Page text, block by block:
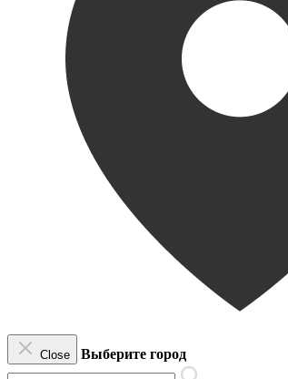
Close Выберите город